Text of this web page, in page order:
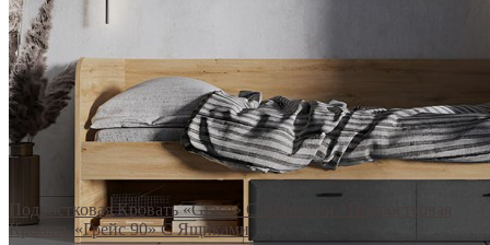
Подростковая Кровать «Grace» С Ящиками / Подростковая
Кровать «Грейс 90» С Ящиками